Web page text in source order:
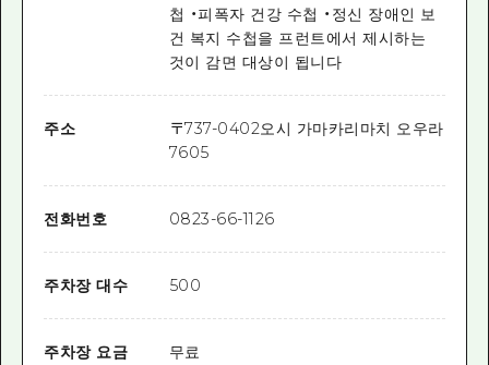
첩 ・피폭자 건강 수첩 ・정신 장애인 보
건 복지 수첩을 프런트에서 제시하는
것이 감면 대상이 됩니다
주소 〒737-0402오시 가마카리마치 오우라
7605
전화번호 0823-66-1126
주차장 대수 500
주차장 요금 무료